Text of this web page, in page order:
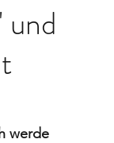
werde